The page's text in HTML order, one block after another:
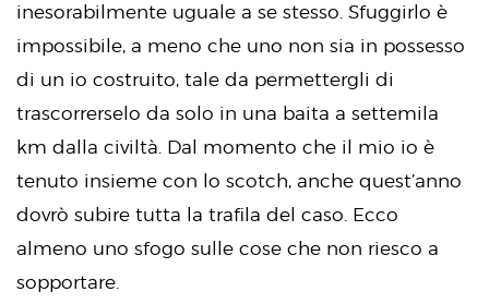
inesorabilmente uguale a se stesso. Sfuggirlo è
impossibile, a meno che uno non sia in possesso
di un io costruito, tale da permettergli di
trascorrerselo da solo in una baita a settemila
km dalla civiltà. Dal momento che il mio io è
tenuto insieme con lo scotch, anche quest’anno
dovrò subire tutta la trafila del caso. Ecco
almeno uno sfogo sulle cose che non riesco a
sopportare.